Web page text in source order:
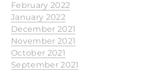
February 2022
January 2022
December 2021
November 2021
October 2021
September 2021